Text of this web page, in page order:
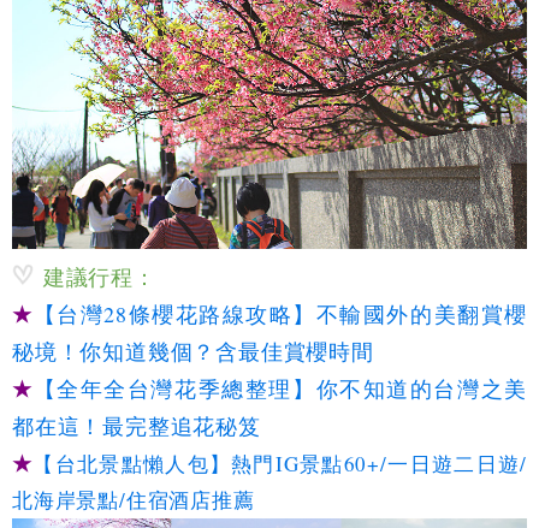
建議行程：
★ 【台灣28條櫻花路線攻略】不輸國外的美翻賞櫻
秘境！你知道幾個？含最佳賞櫻時間
★ 【全年全台灣花季總整理】你不知道的台灣之美
都在這！最完整追花秘笈
★ 【台北景點懶人包】熱門IG景點60+/一日遊二日遊/
北海岸景點/住宿酒店推薦